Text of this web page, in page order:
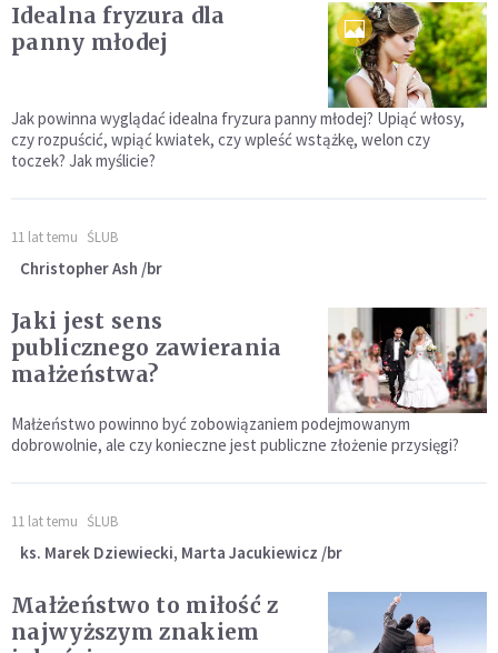
Idealna fryzura dla
panny młodej
Jak powinna wyglądać idealna fryzura panny młodej? Upiąć włosy,
czy rozpuścić, wpiąć kwiatek, czy wpleść wstążkę, welon czy
toczek? Jak myślicie?
11 lat temu ŚLUB
Christopher Ash /br
Jaki jest sens
publicznego zawierania
małżeństwa?
Małżeństwo powinno być zobowiązaniem podejmowanym
dobrowolnie, ale czy konieczne jest publiczne złożenie przysięgi?
11 lat temu ŚLUB
ks. Marek Dziewiecki, Marta Jacukiewicz /br
Małżeństwo to miłość z
najwyższym znakiem